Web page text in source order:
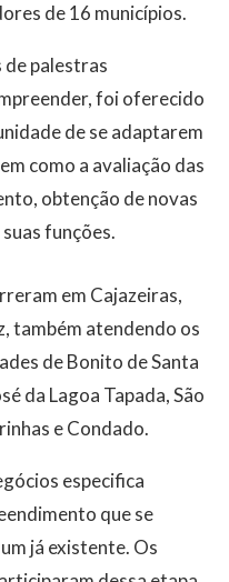
de 16 municípios.
palestras
foi oferecido
de se adaptarem
como a avaliação das
obtenção de novas
funções.
em Cajazeiras,
também atendendo os
de Bonito de Santa
da Lagoa Tapada, São
e Condado.
especifica
que se
já existente. Os